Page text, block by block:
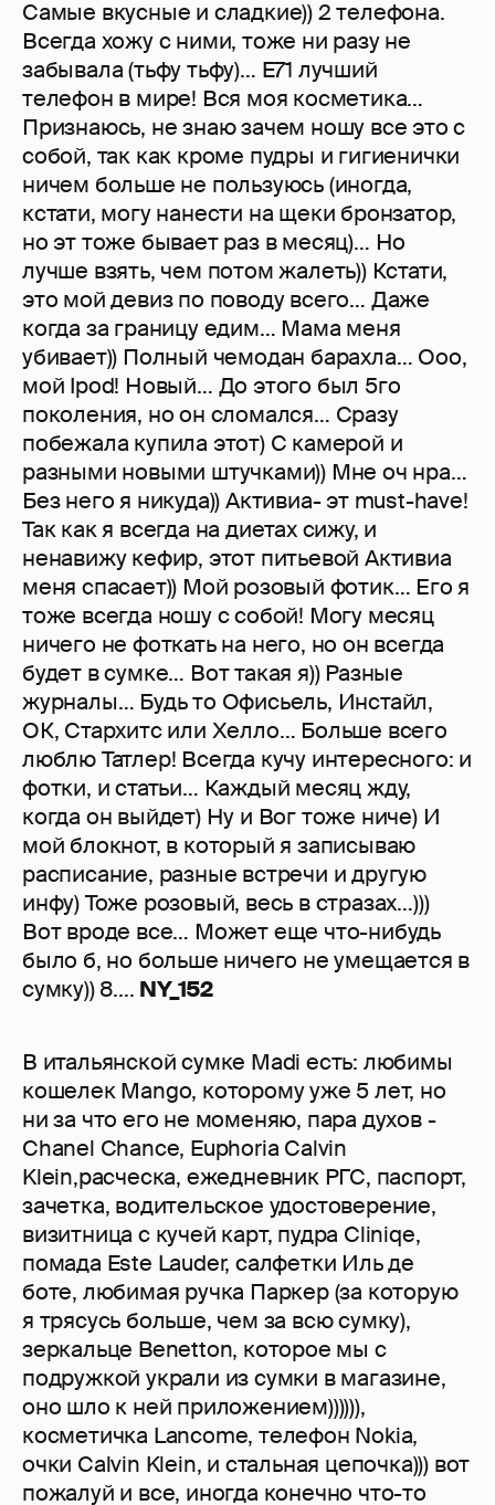
Самые вкусные и сладкие)) 2 телефона.
Всегда хожу с ними, тоже ни разу не
забывала (тьфу тьфу)… E71 лучший
телефон в мире! Вся моя косметика…
Признаюсь, не знаю зачем ношу все это с
собой, так как кроме пудры и гигиенички
ничем больше не пользуюсь (иногда,
кстати, могу нанести на щеки бронзатор,
но эт тоже бывает раз в месяц)… Но
лучше взять, чем потом жалеть)) Кстати,
это мой девиз по поводу всего… Даже
когда за границу едим… Мама меня
убивает)) Полный чемодан барахла… Ооо,
мой Ipod! Новый… До этого был 5го
поколения, но он сломался… Сразу
побежала купила этот) С камерой и
разными новыми штучками)) Мне оч нра…
Без него я никуда)) Активиа- эт must-have!
Так как я всегда на диетах сижу, и
ненавижу кефир, этот питьевой Активиа
меня спасает)) Мой розовый фотик… Его я
тоже всегда ношу с собой! Могу месяц
ничего не фоткать на него, но он всегда
будет в сумке… Вот такая я)) Разные
журналы… Будь то Офисьель, Инстайл,
ОК, Стархитс или Хелло… Больше всего
люблю Татлер! Всегда кучу интересного: и
фотки, и статьи… Каждый месяц жду,
когда он выйдет) Ну и Вог тоже ниче) И
мой блокнот, в который я записываю
расписание, разные встречи и другую
инфу) Тоже розовый, весь в стразах…)))
Вот вроде все… Может еще что-нибудь
было б, но больше ничего не умещается в
сумку)) 8.... NY_152
В итальянской сумке Madi есть: любимы
кошелек Mango, которому уже 5 лет, но
ни за что его не моменяю, пара духов -
Chanel Chance, Euphoria Calvin
Klein,расческа, ежедневник РГС, паспорт,
зачетка, водительское удостоверение,
визитница с кучей карт, пудра Cliniqe,
помада Este Lauder, салфетки Иль де
боте, любимая ручка Паркер (за которую
я трясусь больше, чем за всю сумку),
зеркальце Benetton, которое мы с
подружкой украли из сумки в магазине,
оно шло к ней приложением)))))),
косметичка Lancome, телефон Nokia,
очки Calvin Klein, и стальная цепочка))) вот
пожалуй и все, иногда конечно что-то